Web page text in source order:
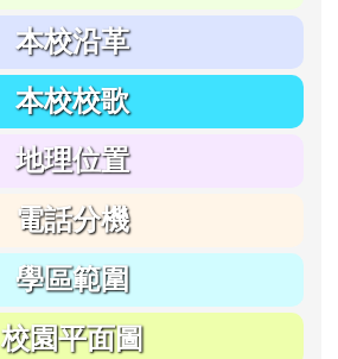
本校沿革
本校校歌
地理位置
電話分機
學區範圍
校園平面圖